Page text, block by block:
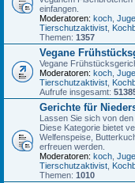
einfangen.
Moderatoren: koch
Tierschutzaktivist
Themen: 1357
Vegane
Vegane
Moderatoren: koch
Tierschutzaktivist
Aufrufe insgesamt:
Gerichte für
Lassen Sie sich von
Diese Kategorie bietet
Welfenspeise,
erfreuen werden.
Moderatoren: koch
Tierschutzaktivist
Themen: 1010